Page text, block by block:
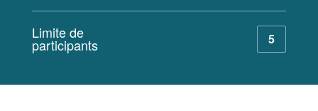
Limite de
participants 5